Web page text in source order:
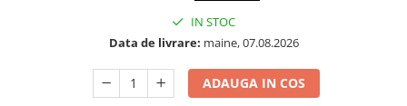
A2337 (M1 13” 2020)
A2681 (M2 13” 2022)
A2941 (M2 15” 2023)
IN STOC
Data de livrare: maine, 07.08.2026
ADAUGA IN COS